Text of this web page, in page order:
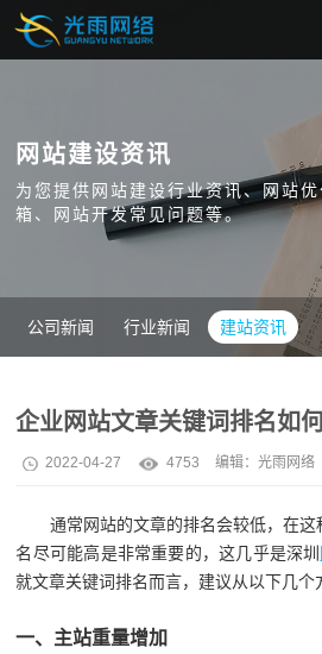
网站建设资讯
为您提供网站建设行业资讯、网站
箱、网站开发常见问题等。
公司新闻 行业新闻 建站资讯
企业网站文章关键词排名如
2022-04-27 4753 编辑：光雨网络
通常网站的文章的排名会较低，在这
名尽可能高是非常重要的，这几乎是深圳
就文章关键词排名而言，建议从以下几个
一、主站重量增加